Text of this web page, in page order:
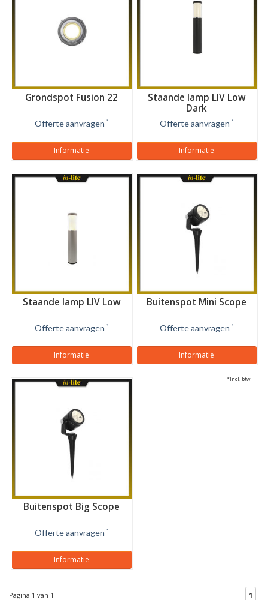
Grondspot Fusion 22
Offerte aanvragen *
Informatie
Staande lamp LIV Low
Dark
Offerte aanvragen *
Informatie
Staande lamp LIV Low
Offerte aanvragen *
Informatie
Buitenspot Mini Scope
Offerte aanvragen *
Informatie
Buitenspot Big Scope
Offerte aanvragen *
Informatie
*Incl. btw
Pagina 1 van 1 1